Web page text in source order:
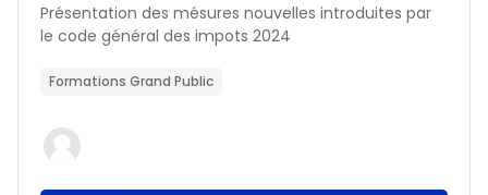
Résumé du cours :
Présentation des mésures nouvelles introduites par
le code général des impots 2024
Formations Grand Public